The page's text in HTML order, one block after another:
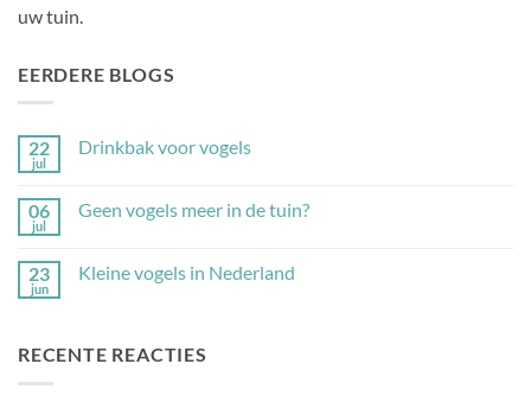
uw tuin.
EERDERE BLOGS
22
jul
Drinkbak voor vogels
op
Drinkbak
06
jul
Geen vogels meer in de tuin?
op
Geen
tuin?
23
jun
Kleine vogels in Nederland
vogels
RECENTE REACTIES